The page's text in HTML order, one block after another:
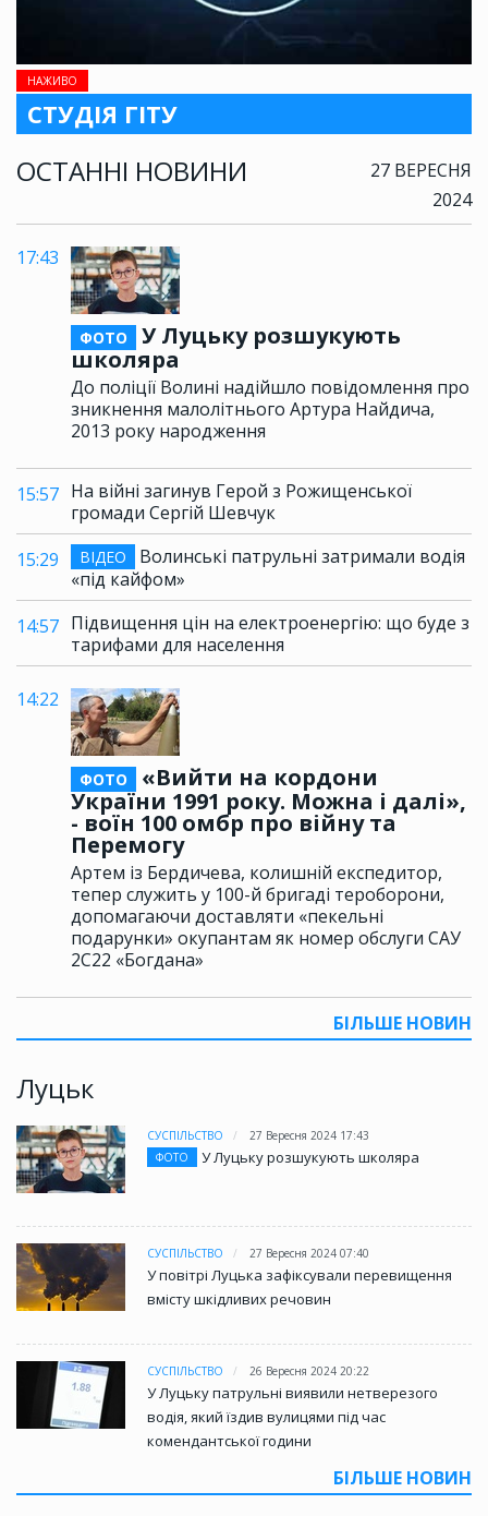
НАЖИВО
СТУДІЯ ГІТУ
ОСТАННІ НОВИНИ
27 ВЕРЕСНЯ
2024
17:43
ФОТО
У Луцьку розшукують
школяра
До поліції Волині надійшло повідомлення про
зникнення малолітнього Артура Найдича,
2013 року народження
15:57 На війні загинув Герой з Рожищенської
громади Сергій Шевчук
15:29
ВІДЕО
Волинські патрульні затримали водія
«під кайфом»
14:57 Підвищення цін на електроенергію: що буде з
тарифами для населення
14:22
ФОТО
«Вийти на кордони
України 1991 року. Можна і далі»,
- воїн 100 омбр про війну та
Перемогу
Артем із Бердичева, колишній експедитор,
тепер служить у 100-й бригаді тероборони,
допомагаючи доставляти «пекельні
подарунки» окупантам як номер обслуги САУ
2С22 «Богдана»
БІЛЬШЕ НОВИН
Луцьк
СУСПІЛЬСТВО
27 Вересня 2024 17:43
ФОТО
У Луцьку розшукують школяра
СУСПІЛЬСТВО 27 Вересня 2024 07:40
У повітрі Луцька зафіксували перевищення
вмісту шкідливих речовин
СУСПІЛЬСТВО 26 Вересня 2024 20:22
У Луцьку патрульні виявили нетверезого
водія, який їздив вулицями під час
комендантської години
БІЛЬШЕ НОВИН